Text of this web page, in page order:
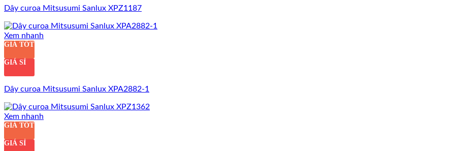
Dây curoa Mitsusumi Sanlux XPZ1187
Xem nhanh
GIÁ TỐT
GIÁ SỈ
Dây curoa Mitsusumi Sanlux XPA2882-1
Xem nhanh
GIÁ TỐT
GIÁ SỈ